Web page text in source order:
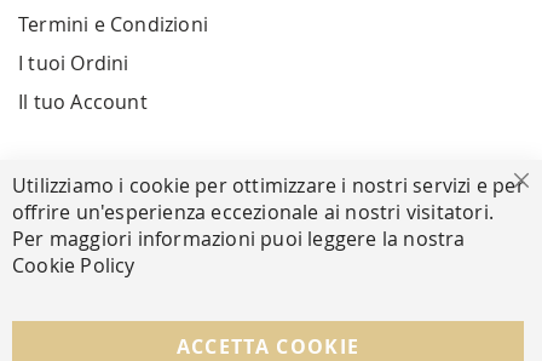
Termini e Condizioni
I tuoi Ordini
Il tuo Account
Facebook Instagram Whatsapp
Utilizziamo i cookie per ottimizzare i nostri servizi e per
offrire un'esperienza eccezionale ai nostri visitatori.
Per maggiori informazioni puoi leggere la nostra
Cookie Policy
ACCETTA COOKIE